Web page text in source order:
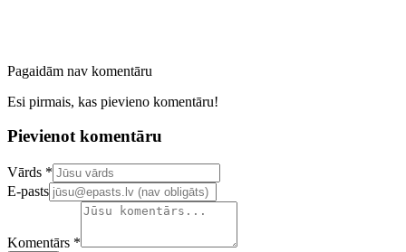
Pagaidām nav komentāru
Esi pirmais, kas pievieno komentāru!
Pievienot komentāru
Confirm your email address
Vārds *
E-pasts
Komentārs *